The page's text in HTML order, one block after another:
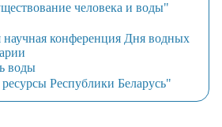
человека и воды"
конференция Дня водных
воды
Республики Беларусь"